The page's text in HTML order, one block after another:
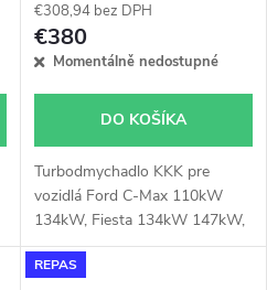
€308,94 bez DPH
€380
Momentálně nedostupné
DO KOŠÍKA
Turbodmychadlo KKK pre
vozidlá Ford C-Max 110kW
134kW, Fiesta 134kW 147kW,
Focus 110kW 134kW, Galaxy
118kW, Grand C-Max 110kW
REPAS